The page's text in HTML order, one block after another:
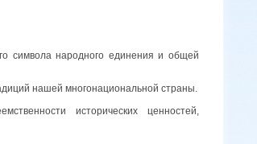
символа народного единения и общей
нашей многонациональной страны.
исторических ценностей,